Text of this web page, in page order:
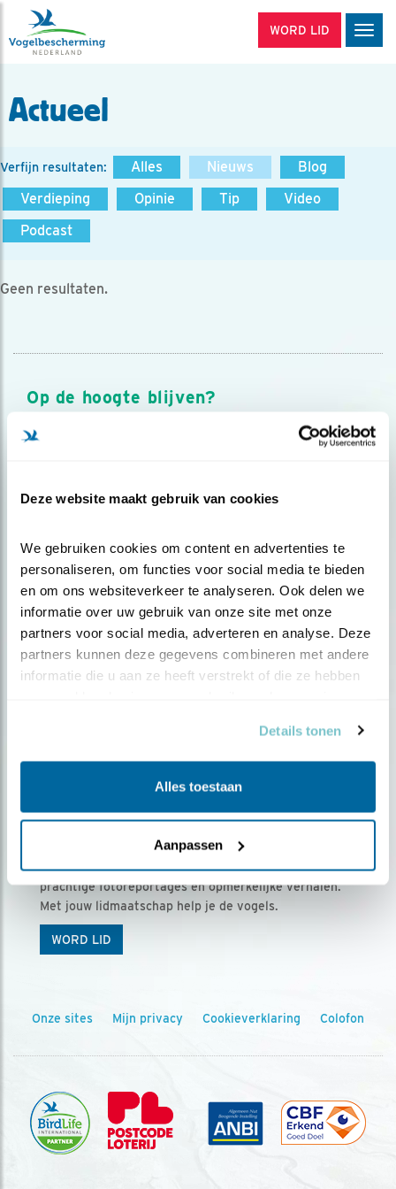
Deze website maakt gebruik van cookies
We gebruiken cookies om content en advertenties te
personaliseren, om functies voor social media te bieden
en om ons websiteverkeer te analyseren. Ook delen we
informatie over uw gebruik van onze site met onze
partners voor social media, adverteren en analyse. Deze
partners kunnen deze gegevens combineren met andere
informatie die u aan ze heeft verstrekt of die ze hebben
Details tonen
Alles toestaan
Aanpassen
WORD LID
Actueel
Verfijn resultaten: Alles Nieuws
Blog
Verdieping
Opinie Tip
Video
Podcast
Geen resultaten.
Op de hoogte blijven?
Meld je aan en ontvang nieuws, inspiratie, acties en tips
over vogels en activiteiten van Vogelbescherming.
Ontvang 5 x Vogels voor € 36,00 per jaar
Vogels is het tijdschrift voor onze leden, met
prachtige fotoreportages en opmerkelijke verhalen.
Met jouw lidmaatschap help je de vogels.
WORD LID
Onze sites Mijn privacy Cookieverklaring Colofon